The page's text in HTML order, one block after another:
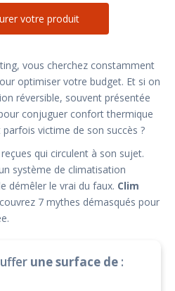
votre produit
vous cherchez constamment
optimiser votre budget. Et si on
réversible, souvent présentée
conjuguer confort thermique
victime de son succès ?
qui circulent à son sujet.
système de climatisation
démêler le vrai du faux. Clim
7 mythes démasqués pour
une surface de: